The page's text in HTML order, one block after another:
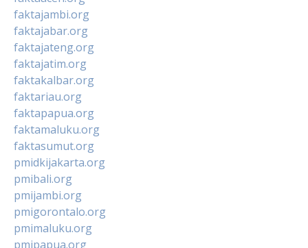
faktajambi.org
faktajabar.org
faktajateng.org
faktajatim.org
faktakalbar.org
faktariau.org
faktapapua.org
faktamaluku.org
faktasumut.org
pmidkijakarta.org
pmibali.org
pmijambi.org
pmigorontalo.org
pmimaluku.org
pmipapua.org